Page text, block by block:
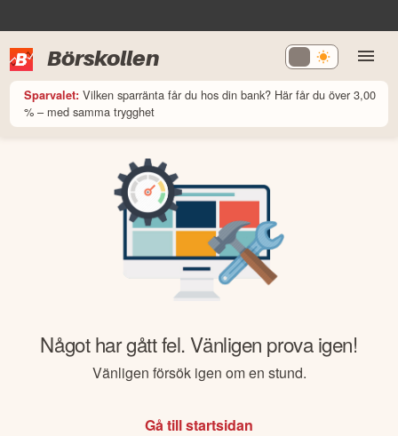
Börskollen
Sparvalet: Vilken sparränta får du hos din bank? Här får du över 3,00
% – med samma trygghet
Något har gått fel. Vänligen prova igen!
Vänligen försök igen om en stund.
Gå till startsidan